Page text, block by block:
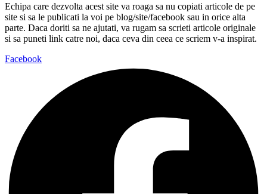
Echipa care dezvolta acest site va roaga sa nu copiati articole de pe
site si sa le publicati la voi pe blog/site/facebook sau in orice alta
parte. Daca doriti sa ne ajutati, va rugam sa scrieti articole originale
si sa puneti link catre noi, daca ceva din ceea ce scriem v-a inspirat.
Facebook